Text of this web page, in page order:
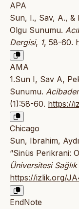
APA
Sun, I., Sav, A., &
Olgu Sunumu.
Dergisi, 1, 58-60.
AMA
1.Sun I, Sav A,
Sunumu.
(1):58-60. https://
Chicago
Sun, Ibrahim,
“Sinüs Perikrani:
Üniversitesi
https://izlik.org/
EndNote